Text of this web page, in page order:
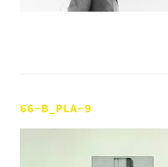
66-B_PLA-9